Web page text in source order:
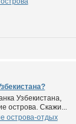
Узбекистана,
острова. Скажи...
острова-отдых